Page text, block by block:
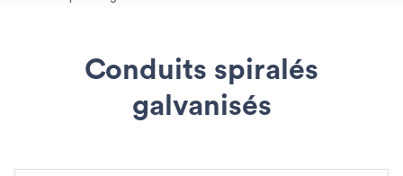
Conduits spiralés
galvanisés